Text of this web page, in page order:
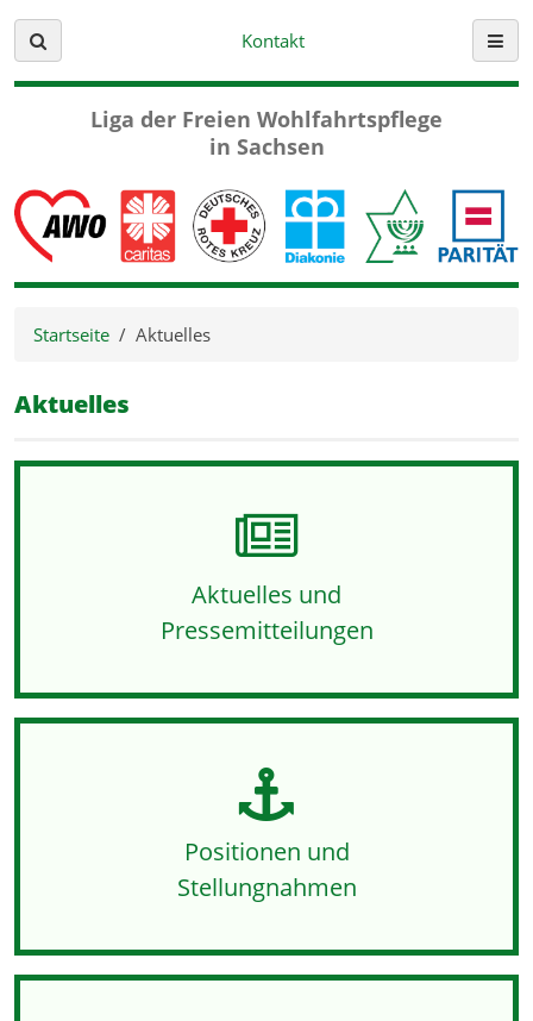
Suche
Kontakt
Liga der Freien Wohlfahrtspflege
in Sachsen
Startseite Aktuelles
Aktuelles
Aktuelles und
Pressemitteilungen
Positionen und
Stellungnahmen